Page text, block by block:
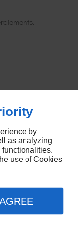
épouse,
François
CONTACTER
by
as analyzing
functionalities.
use of Cookies